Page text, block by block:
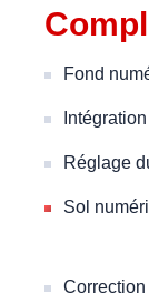
Fond
Réglage
Sol